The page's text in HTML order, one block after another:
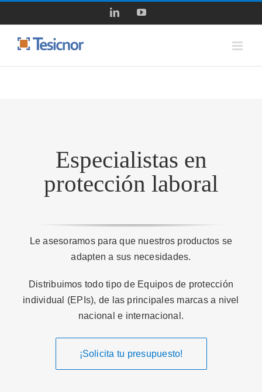
al
contenido
LinkedInYouTube
Especialistas en
protección laboral
Le asesoramos para que nuestros productos se
adapten a sus necesidades.
Distribuimos todo tipo de Equipos de protección
individual (EPIs), de las principales marcas a nivel
nacional e internacional.
¡Solicita tu presupuesto!